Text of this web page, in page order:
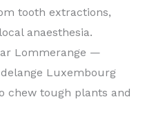
tooth extractions,
anaesthesia.
Lommerange —
Luxembourg
chew tough plants and